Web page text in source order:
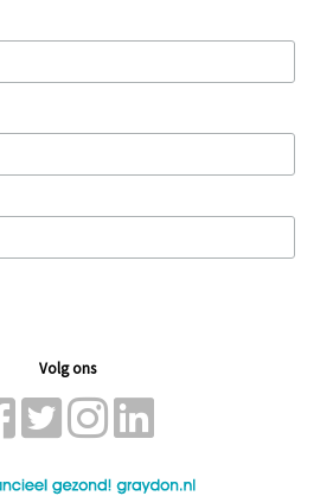
Volg ons